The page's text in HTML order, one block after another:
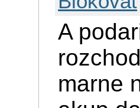
A
marne